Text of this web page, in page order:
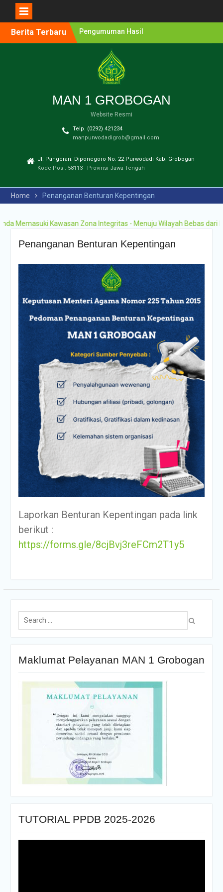
Berita Terbaru
Olahraga Tahun Ajaran
2026-2027
Pengumuman Hasil
Lomba Olimpiade Sains
MTs/SMP Kabupaten
Grobogan Tahun 2026
Pendaftaran Penerimaan
Murid Baru (PMB) MAN 1
Grobogan Tahun Ajaran
2026-2027
Pengumuman Hasil
Seleksi PPDB Program
Grobogan Tahun Pelajaran
2025-2026
Seleksi PMB Gelombang 2
MAN 1 Grobogan Tahun
MAN 1 GROBOGAN
Website Resmi
Telp. (0292) 421234
manpurwodadigrob@gmail.com
Jl. Pangeran. Diponegoro No. 22 Purwodadi Kab. Grobogan
Kode Pos : 58113 - Provinsi Jawa Tengah
Home Penanganan Benturan Kepentingan
Kawasan Zona Integritas - Menuju Wilayah Bebas dari
Penanganan Benturan Kepentingan
Laporkan Benturan Kepentingan pada link
berikut :
https://forms.gle/8cjBvj3reFCm2T1y5
Maklumat Pelayanan MAN 1 Grobogan
TUTORIAL PPDB 2025-2026